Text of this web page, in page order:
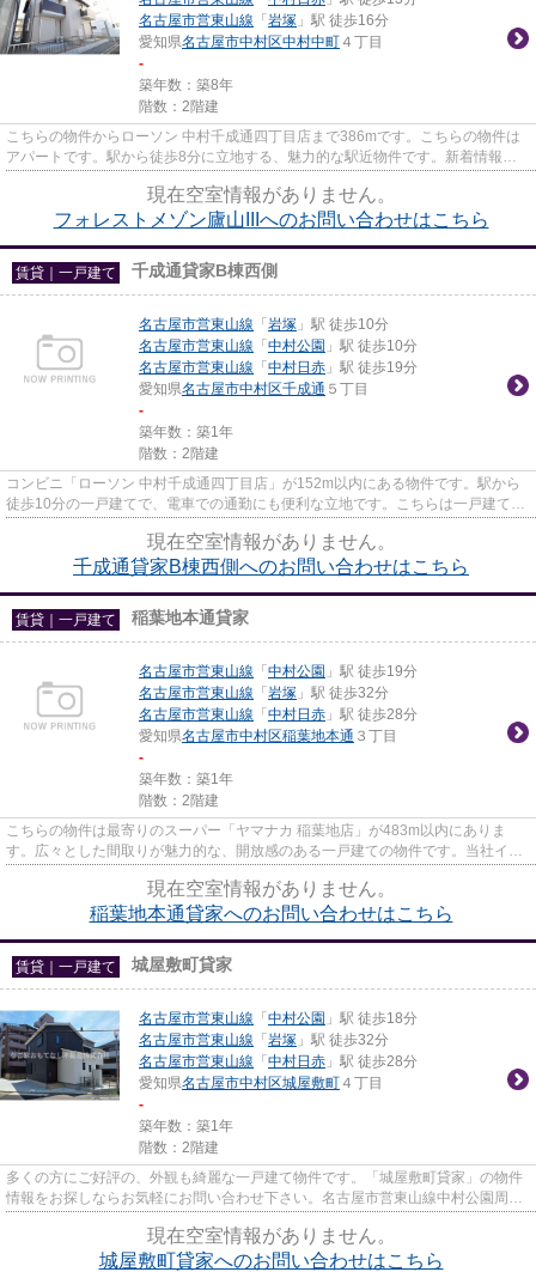
名古屋市営東山線 「 岩塚 」駅 徒歩16分
愛知県名古屋市中村区中村中町 ４丁目
-
築年数：築8年
階数：2階建
こちらの物件からローソン 中村千成通四丁目店まで386mです。こちらの物件は
アパートです。駅から徒歩8分に立地する、魅力的な駅近物件です。新着情報：
現在空室情報がありません。
フォレストメゾン廬山IIIへのお問い合わせはこちら
賃貸｜一戸建て 千成通貸家B棟西側
名古屋市営東山線 「 岩塚 」駅 徒歩10分
名古屋市営東山線 「 中村公園 」駅 徒歩10分
名古屋市営東山線 「 中村日赤 」駅 徒歩19分
愛知県名古屋市中村区千成通 ５丁目
-
築年数：築1年
階数：2階建
コンビニ「ローソン 中村千成通四丁目店」が152m以内にある物件です。駅から
徒歩10分の一戸建てで、電車での通勤にも便利な立地です。こちらは一戸建ての
現在空室情報がありません。
千成通貸家B棟西側へのお問い合わせはこちら
賃貸｜一戸建て 稲葉地本通貸家
名古屋市営東山線 「 中村公園 」駅 徒歩19分
名古屋市営東山線 「 岩塚 」駅 徒歩32分
名古屋市営東山線 「 中村日赤 」駅 徒歩28分
愛知県名古屋市中村区稲葉地本通 ３丁目
-
築年数：築1年
階数：2階建
こちらの物件は最寄りのスーパー「ヤマナカ 稲葉地店」が483m以内にありま
す。広々とした間取りが魅力的な、開放感のある一戸建ての物件です。当社イチ
現在空室情報がありません。
稲葉地本通貸家へのお問い合わせはこちら
賃貸｜一戸建て 城屋敷町貸家
名古屋市営東山線 「 中村公園 」駅 徒歩18分
名古屋市営東山線 「 岩塚 」駅 徒歩32分
名古屋市営東山線 「 中村日赤 」駅 徒歩28分
愛知県名古屋市中村区城屋敷町 ４丁目
-
築年数：築1年
階数：2階建
多くの方にご好評の、外観も綺麗な一戸建て物件です。「城屋敷町貸家」の物件
情報をお探しならお気軽にお問い合わせ下さい。名古屋市営東山線中村公園周辺
現在空室情報がありません。
城屋敷町貸家へのお問い合わせはこちら